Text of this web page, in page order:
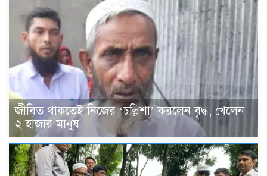
জীবিত থাকতেই নিজের ‘চল্লিশা’ করলেন বৃদ্ধ, খেলেন
২ হাজার মানুষ